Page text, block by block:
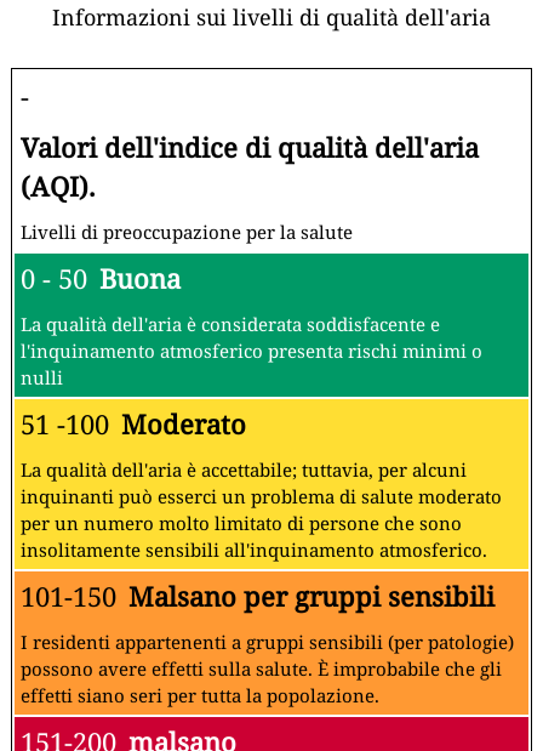
Informazioni sui livelli di qualità dell'aria
-
Valori dell'indice di qualità dell'aria
(AQI).
Livelli di preoccupazione per la salute
0 - 50 Buona
La qualità dell'aria è considerata soddisfacente e
l'inquinamento atmosferico presenta rischi minimi o
nulli
51 -100 Moderato
La qualità dell'aria è accettabile; tuttavia, per alcuni
inquinanti può esserci un problema di salute moderato
per un numero molto limitato di persone che sono
insolitamente sensibili all'inquinamento atmosferico.
101-150 Malsano per gruppi sensibili
I residenti appartenenti a gruppi sensibili (per patologie)
possono avere effetti sulla salute. È improbabile che gli
effetti siano seri per tutta la popolazione.
151-200 malsano